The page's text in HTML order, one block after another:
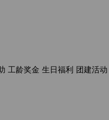
工龄奖金 生日福利 团建活动